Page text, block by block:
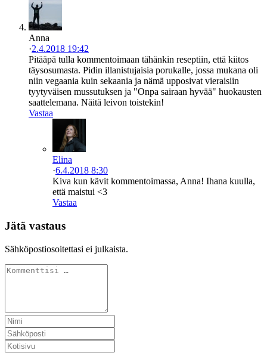
Anna
·2.4.2018 19:42
Pitääpä tulla kommentoimaan tähänkin reseptiin, että kiitos
täysosumasta. Pidin illanistujaisia porukalle, jossa mukana oli
niin vegaania kuin sekaania ja nämä upposivat vieraisiin
tyytyväisen mussutuksen ja "Onpa sairaan hyvää" huokausten
saattelemana. Näitä leivon toistekin!
Vastaa
Elina
·6.4.2018 8:30
Kiva kun kävit kommentoimassa, Anna! Ihana kuulla,
että maistui <3
Vastaa
Jätä vastaus
Sähköpostiosoitettasi ei julkaista.